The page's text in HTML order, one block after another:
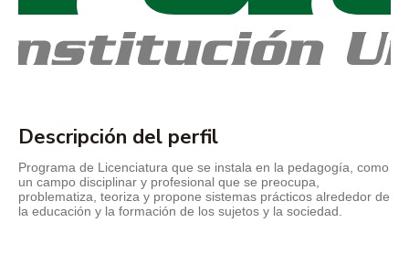
Descripción del perfil
Programa de Licenciatura que se instala en la pedagogía, como
un campo disciplinar y profesional que se preocupa,
problematiza, teoriza y propone sistemas prácticos alrededor de
la educación y la formación de los sujetos y la sociedad.